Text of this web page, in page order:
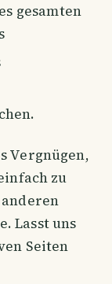
gesamten
Vergnügen,
zu
Lasst uns
Seiten